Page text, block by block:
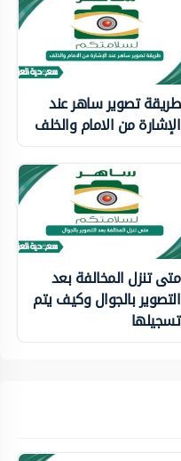
طريقة تصوير ساهر عند
الإشارة من الامام والخلف
متى تنزل المخالفة بعد
التصوير بالجوال وكيف يتم
تسجيلها